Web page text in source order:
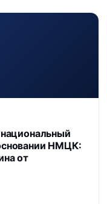
НМЦК:
от